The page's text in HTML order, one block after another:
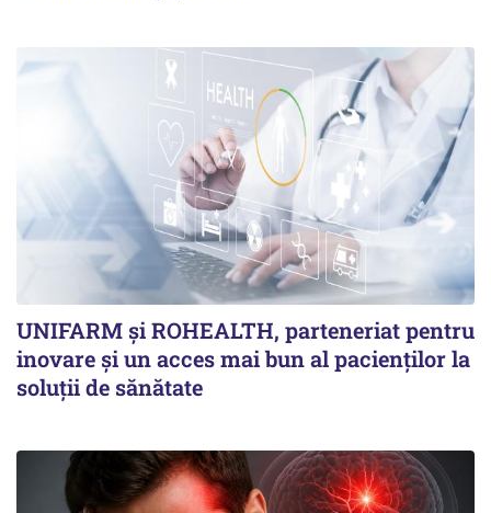
UNIFARM și ROHEALTH, parteneriat pentru
inovare și un acces mai bun al pacienților la
soluții de sănătate